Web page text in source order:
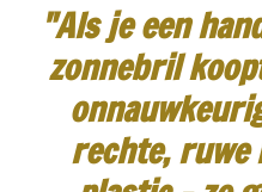
"Als je een
zonnebril
rechte, ruwe